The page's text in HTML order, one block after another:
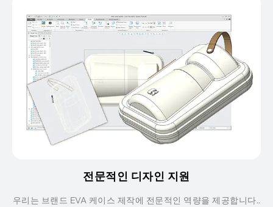
전문적인 디자인 지원
우리는 브랜드 EVA 케이스 제작에 전문적인 역량을 제공합니다..